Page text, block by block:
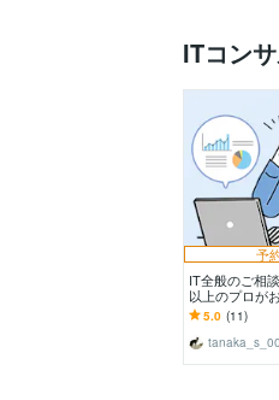
ITコン
予
IT全般のご相
以上のプロが
5.0 (11)